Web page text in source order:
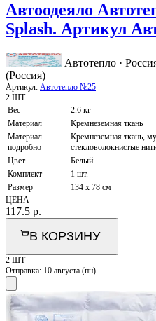
Автоодеяло
Splash. Артикул
Автотепло ·
(Россия)
Артикул: Автотепло №25
2 ШТ
Вес
2.6 кг
Материал
Кремнеземная ткань
Материал
подробно
Кремнеземная ткань,
стекловолокнистые
Цвет
Белый
Комплект
1 шт.
Размер
134 x 78 см
ЦЕНА
117.5 р.
В КОРЗИНУ
2 ШТ
Отправка: 10 августа (пн)